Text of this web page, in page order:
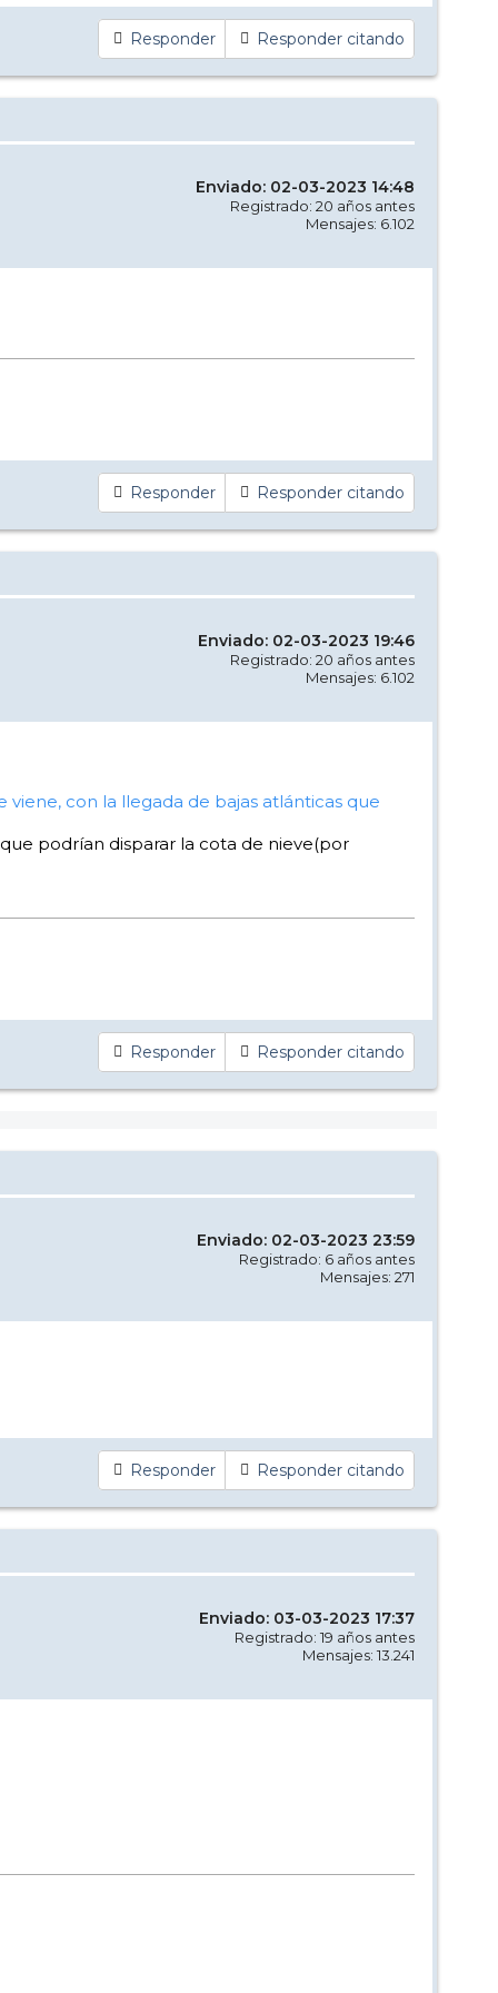
Responder Responder citando
Enviado: 02-03-2023 14:48
Registrado: 20 años antes
Mensajes: 6.102
Responder Responder citando
Enviado: 02-03-2023 19:46
Registrado: 20 años antes
Mensajes: 6.102
con la llegada de bajas atlánticas que
podrían disparar la cota de nieve(por
Responder Responder citando
Enviado: 02-03-2023 23:59
Registrado: 6 años antes
Mensajes: 271
Responder Responder citando
Enviado: 03-03-2023 17:37
Registrado: 19 años antes
Mensajes: 13.241